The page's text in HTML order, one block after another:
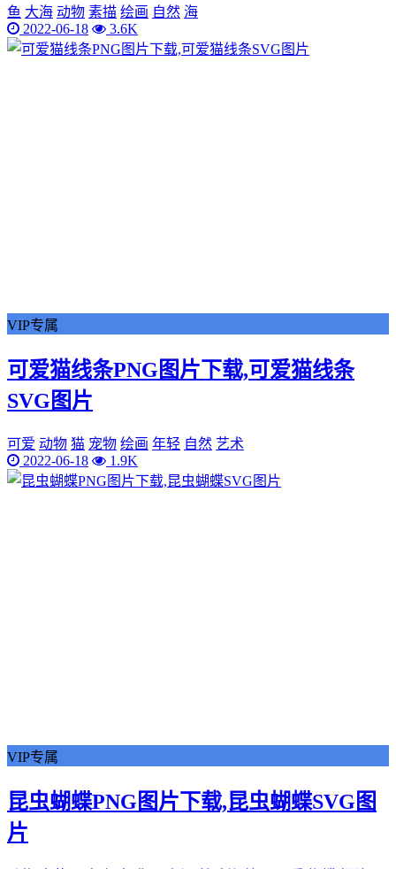
鱼 大海 动物 素描 绘画 自然 海
2022-06-18
3.6K
VIP专属
可爱猫线条PNG图片下载,可爱猫线条
SVG图片
可爱 动物 猫 宠物 绘画 年轻 自然 艺术
2022-06-18
1.9K
VIP专属
昆虫蝴蝶PNG图片下载,昆虫蝴蝶SVG图
片